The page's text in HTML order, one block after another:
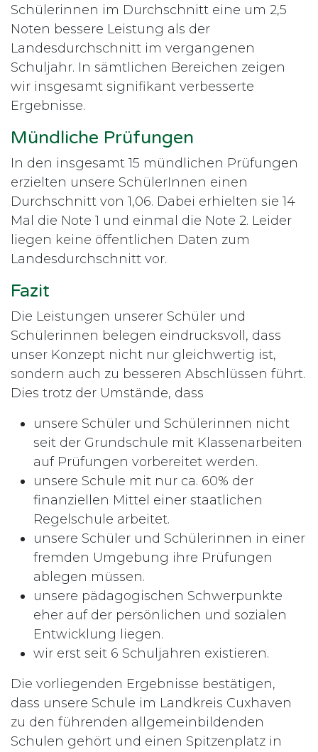
Schülerinnen im Durchschnitt eine um 2,5
Noten bessere Leistung als der
Landesdurchschnitt im vergangenen
Schuljahr. In sämtlichen Bereichen zeigen
wir insgesamt signifikant verbesserte
Ergebnisse.
Mündliche Prüfungen
In den insgesamt 15 mündlichen Prüfungen
erzielten unsere SchülerInnen einen
Durchschnitt von 1,06. Dabei erhielten sie 14
Mal die Note 1 und einmal die Note 2. Leider
liegen keine öffentlichen Daten zum
Landesdurchschnitt vor.
Fazit
Die Leistungen unserer Schüler und
Schülerinnen belegen eindrucksvoll, dass
unser Konzept nicht nur gleichwertig ist,
sondern auch zu besseren Abschlüssen führt.
Dies trotz der Umstände, dass
unsere Schüler und Schülerinnen nicht
seit der Grundschule mit Klassenarbeiten
auf Prüfungen vorbereitet werden.
unsere Schule mit nur ca. 60% der
finanziellen Mittel einer staatlichen
Regelschule arbeitet.
unsere Schüler und Schülerinnen in einer
fremden Umgebung ihre Prüfungen
ablegen müssen.
unsere pädagogischen Schwerpunkte
eher auf der persönlichen und sozialen
Entwicklung liegen.
wir erst seit 6 Schuljahren existieren.
Die vorliegenden Ergebnisse bestätigen,
dass unsere Schule im Landkreis Cuxhaven
zu den führenden allgemeinbildenden
Schulen gehört und einen Spitzenplatz in